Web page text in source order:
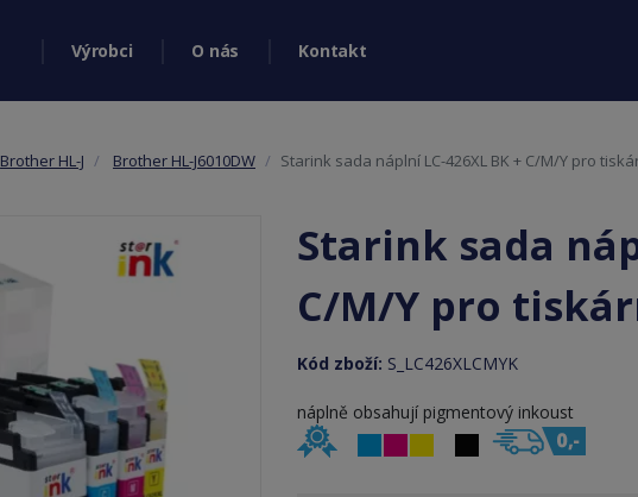
Výrobci O nás Kontakt
Brother HL-J Brother HL-J6010DW Starink sada náplní LC-426XL BK + C/M/Y pro
Starink sada
C/M/Y pro
Kód zboží: S_LC426XLCMYK
náplně obsahují pigmentový inkoust